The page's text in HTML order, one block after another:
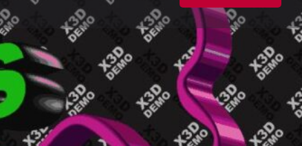
Eventos
Reportar Compartir